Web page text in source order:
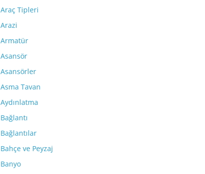
Araç Tipleri
Arazi
Armatür
Asansör
Asansörler
Asma Tavan
Aydınlatma
Bağlantı
Bağlantılar
Bahçe ve Peyzaj
Banyo